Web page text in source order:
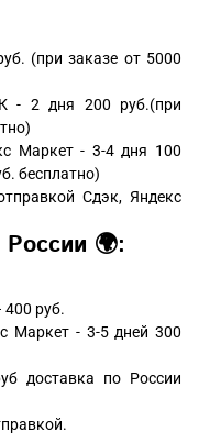
(при заказе от 5000
- 2 дня 200 руб.(при
Маркет - 3-4 дня 100
бесплатно)
Сдэк, Яндекс
🌍:
руб.
Маркет - 3-5 дней 300
доставка по России